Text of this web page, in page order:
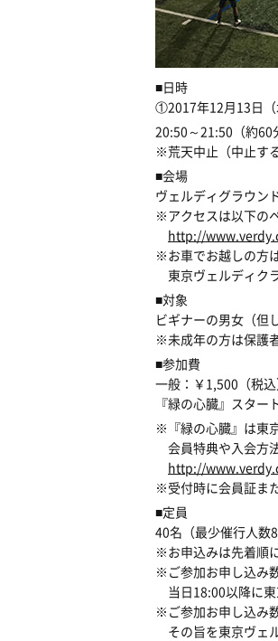
■日時
①2017年12月13日（
20:50～21:50（約60
※荒天中止（中止す
■会場
ヴェルディグラウン
※アクセスは以下の
http://
※お車でお越しの方
東京ヴェルディク
■対象
ビギナーの男女（但
※未成年の方は保護
■参加費
一般：￥1,500（税込
『緑の心臓』スター
※『緑の心臓』は東
会員特典や入会方
http://
※受付時に会員証ま
■定員
40名（最少催行人数8
※お申込みは先着順
※ご参加お申し込み
当日18:00以降に東
※ご参加お申し込み
その旨を東京ヴェ